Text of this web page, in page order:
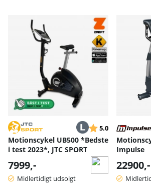
Vurdering:
5.0 ud af 5 stjerner
Motionscykel UB500 *Bedste
i test 2023*, JTC SPORT
7999,-
Midlertidigt udsolgt
Impulse
22900,-